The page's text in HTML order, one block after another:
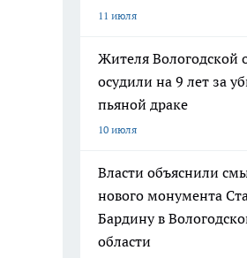
11 июля
Жителя Вологодской
осудили на 9 лет за
пьяной драке
10 июля
Власти объяснили
нового монумента
Бардину в
области